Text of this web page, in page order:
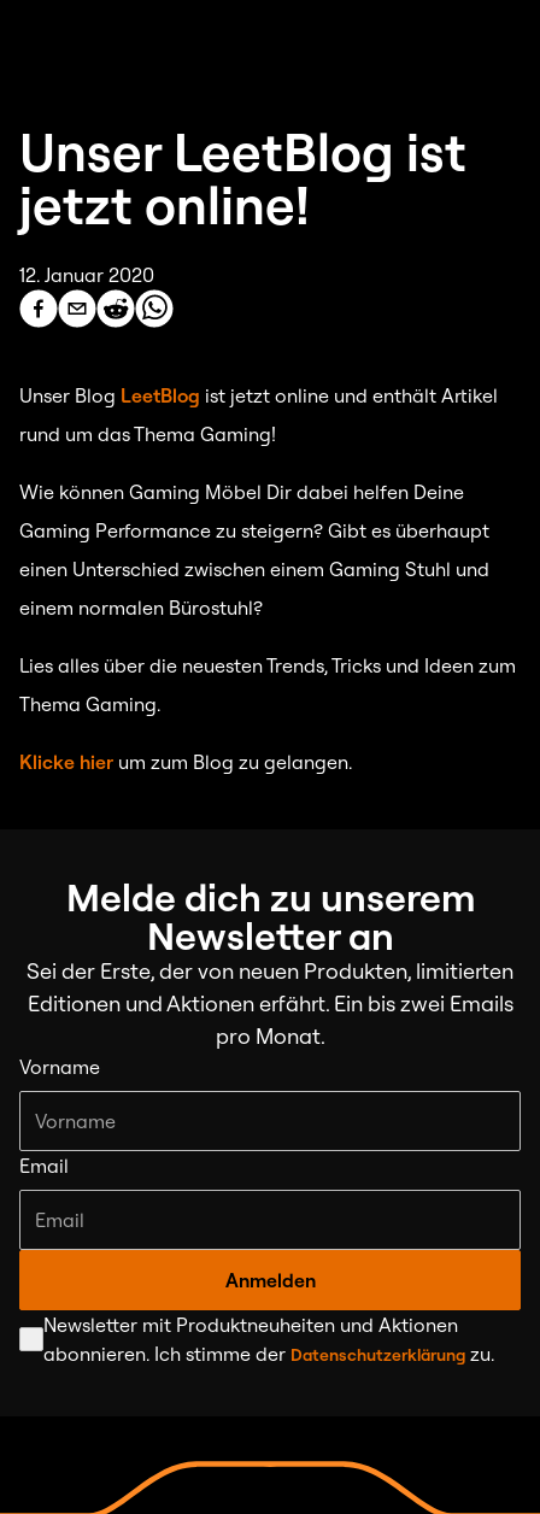
Unser LeetBlog ist
jetzt online!
12. Januar 2020
Unser Blog LeetBlog ist jetzt online und enthält Artikel
rund um das Thema Gaming!
Wie können Gaming Möbel Dir dabei helfen Deine
Gaming Performance zu steigern? Gibt es überhaupt
einen Unterschied zwischen einem Gaming Stuhl und
einem normalen Bürostuhl?
Lies alles über die neuesten Trends, Tricks und Ideen zum
Thema Gaming.
Klicke hier um zum Blog zu gelangen.
Melde dich zu unserem
Newsletter an
Sei der Erste, der von neuen Produkten, limitierten
Editionen und Aktionen erfährt. Ein bis zwei Emails
pro Monat.
Vorname
Email
Anmelden
Newsletter mit Produktneuheiten und Aktionen
abonnieren. Ich stimme der Datenschutzerklärung zu.